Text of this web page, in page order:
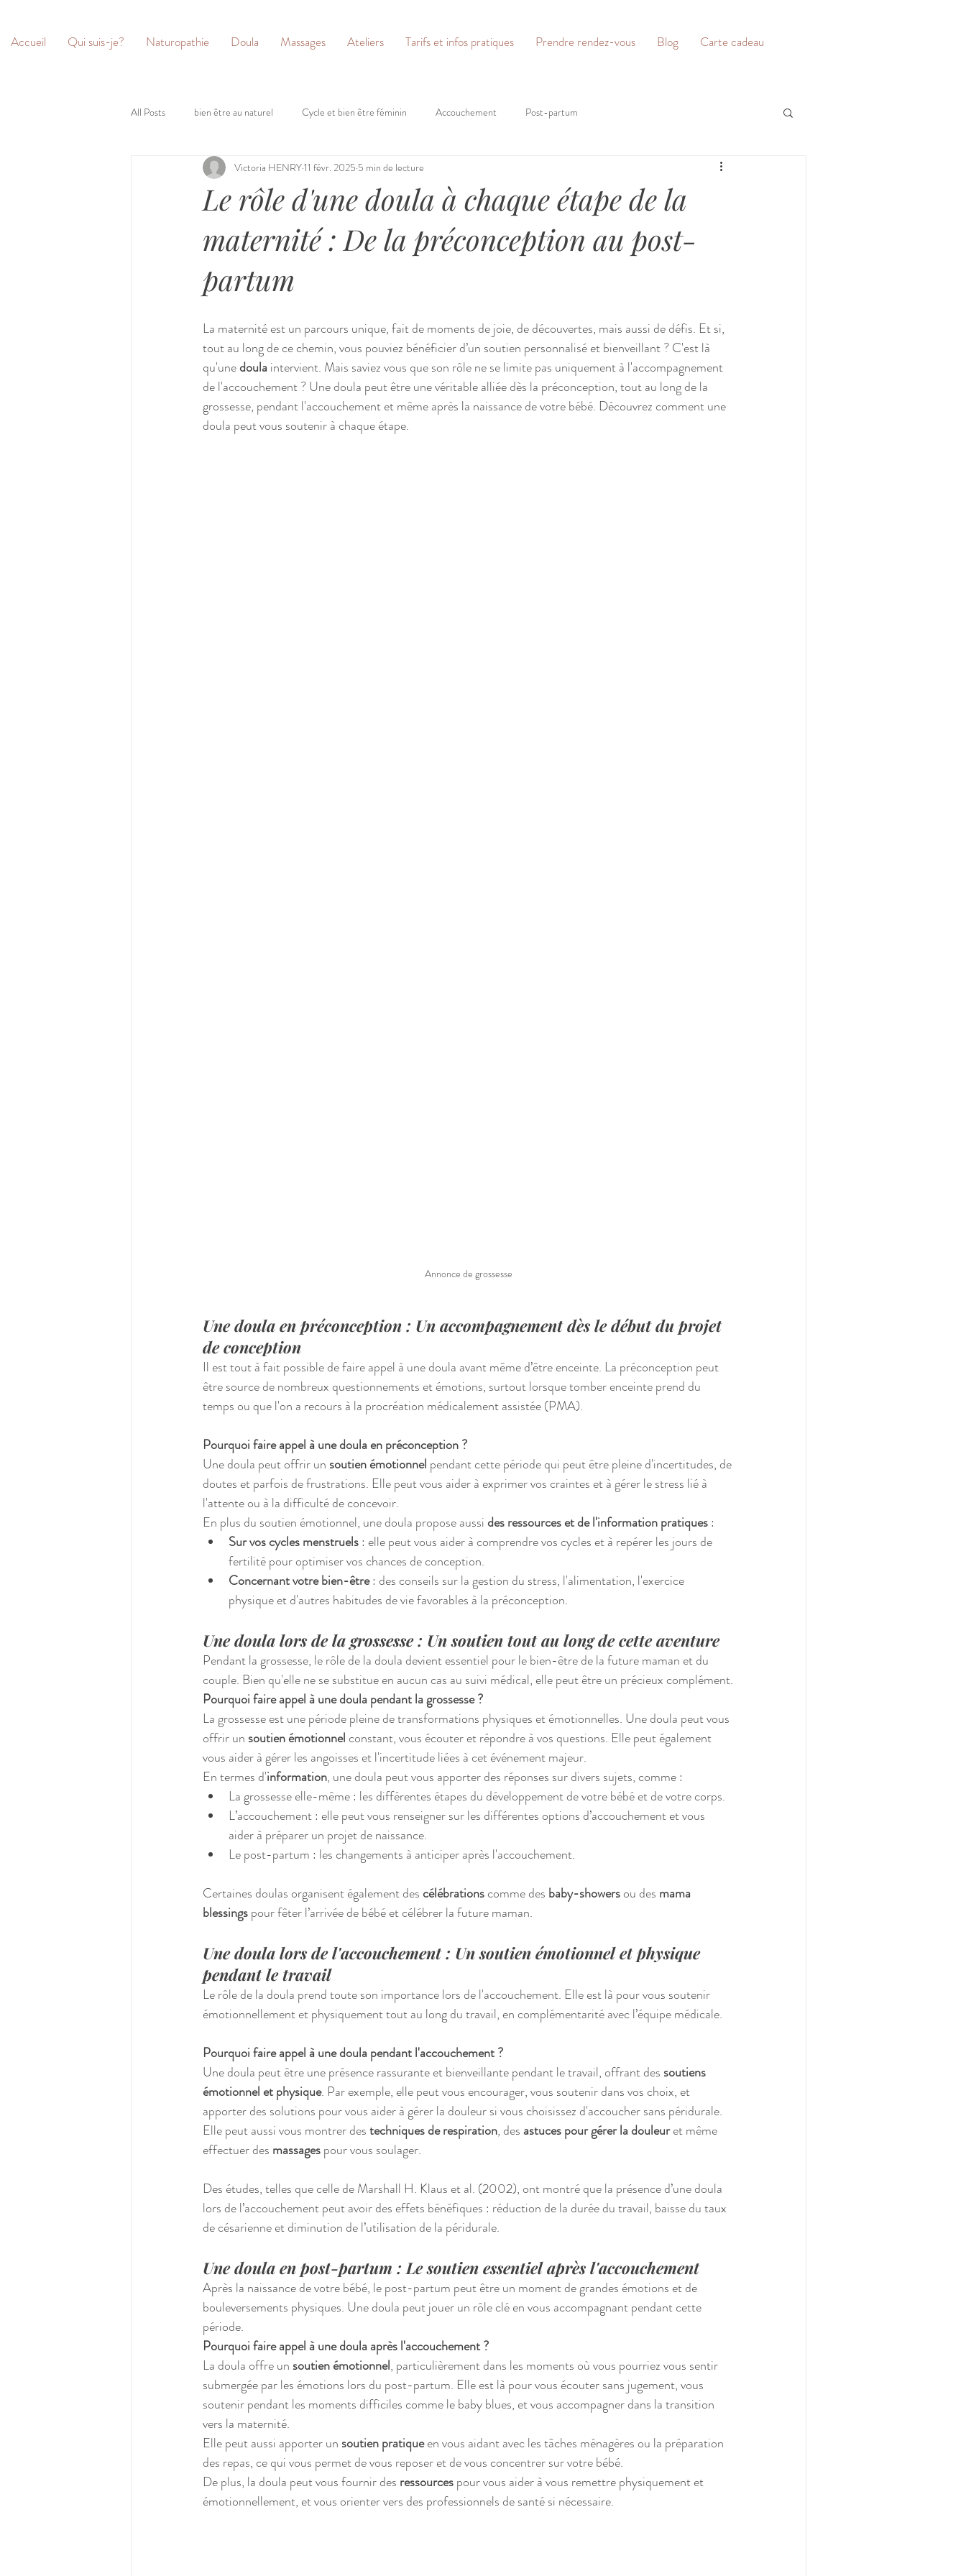
Accueil Qui suis-je? Naturopathie Doula Massages Ateliers Tarifs et infos pratiques Prendre rendez-vous Blog Carte cadeau
All Posts bien être au naturel Cycle et bien être féminin Accouchement Post-partum
Le rôle d'une doula à chaque étape de la
maternité : De la préconception au post-
partum
Victoria HENRY11 févr. 2025 5 min de lecture
La maternité est un parcours unique, fait de moments de joie, de découvertes, mais aussi de défis. Et si,
tout au long de ce chemin, vous pouviez bénéficier d’un soutien personnalisé et bienveillant ? C'est là
qu'une doula intervient. Mais saviez vous que son rôle ne se limite pas uniquement à l'accompagnement
de l'accouchement ? Une doula peut être une véritable alliée dès la préconception, tout au long de la
grossesse, pendant l'accouchement et même après la naissance de votre bébé. Découvrez comment une
doula peut vous soutenir à chaque étape.
Annonce de grossesse
Une doula en préconception : Un accompagnement dès le début du projet
de conception
Il est tout à fait possible de faire appel à une doula avant même d’être enceinte. La préconception peut
être source de nombreux questionnements et émotions, surtout lorsque tomber enceinte prend du
temps ou que l'on a recours à la procréation médicalement assistée (PMA).
Pourquoi faire appel à une doula en préconception ?
Une doula peut offrir un soutien émotionnel pendant cette période qui peut être pleine d'incertitudes, de
doutes et parfois de frustrations. Elle peut vous aider à exprimer vos craintes et à gérer le stress lié à
l'attente ou à la difficulté de concevoir.
En plus du soutien émotionnel, une doula propose aussi des ressources et de l'information pratiques :
Sur vos cycles menstruels : elle peut vous aider à comprendre vos cycles et à repérer les jours de
fertilité pour optimiser vos chances de conception.
Concernant votre bien-être : des conseils sur la gestion du stress, l'alimentation, l'exercice
physique et d'autres habitudes de vie favorables à la préconception.
Une doula lors de la grossesse : Un soutien tout au long de cette aventure
Pendant la grossesse, le rôle de la doula devient essentiel pour le bien-être de la future maman et du
couple. Bien qu'elle ne se substitue en aucun cas au suivi médical, elle peut être un précieux complément.
Pourquoi faire appel à une doula pendant la grossesse ?
La grossesse est une période pleine de transformations physiques et émotionnelles. Une doula peut vous
offrir un soutien émotionnel constant, vous écouter et répondre à vos questions. Elle peut également
vous aider à gérer les angoisses et l'incertitude liées à cet événement majeur.
En termes d'information, une doula peut vous apporter des réponses sur divers sujets, comme :
La grossesse elle-même : les différentes étapes du développement de votre bébé et de votre corps.
L’accouchement : elle peut vous renseigner sur les différentes options d’accouchement et vous
aider à préparer un projet de naissance.
Le post-partum : les changements à anticiper après l'accouchement.
Certaines doulas organisent également des célébrations comme des baby-showers ou des mama
blessings pour fêter l’arrivée de bébé et célébrer la future maman.
Une doula lors de l'accouchement : Un soutien émotionnel et physique
pendant le travail
Le rôle de la doula prend toute son importance lors de l'accouchement. Elle est là pour vous soutenir
émotionnellement et physiquement tout au long du travail, en complémentarité avec l’équipe médicale.
Pourquoi faire appel à une doula pendant l'accouchement ?
Une doula peut être une présence rassurante et bienveillante pendant le travail, offrant des soutiens
émotionnel et physique. Par exemple, elle peut vous encourager, vous soutenir dans vos choix, et
apporter des solutions pour vous aider à gérer la douleur si vous choisissez d'accoucher sans péridurale.
Elle peut aussi vous montrer des techniques de respiration, des astuces pour gérer la douleur et même
effectuer des massages pour vous soulager.
Des études, telles que celle de Marshall H. Klaus et al. (2002), ont montré que la présence d’une doula
lors de l’accouchement peut avoir des effets bénéfiques : réduction de la durée du travail, baisse du taux
de césarienne et diminution de l’utilisation de la péridurale.
Une doula en post-partum : Le soutien essentiel après l'accouchement
Après la naissance de votre bébé, le post-partum peut être un moment de grandes émotions et de
bouleversements physiques. Une doula peut jouer un rôle clé en vous accompagnant pendant cette
période.
Pourquoi faire appel à une doula après l'accouchement ?
La doula offre un soutien émotionnel, particulièrement dans les moments où vous pourriez vous sentir
submergée par les émotions lors du post-partum. Elle est là pour vous écouter sans jugement, vous
soutenir pendant les moments difficiles comme le baby blues, et vous accompagner dans la transition
vers la maternité.
Elle peut aussi apporter un soutien pratique en vous aidant avec les tâches ménagères ou la préparation
des repas, ce qui vous permet de vous reposer et de vous concentrer sur votre bébé.
De plus, la doula peut vous fournir des ressources pour vous aider à vous remettre physiquement et
émotionnellement, et vous orienter vers des professionnels de santé si nécessaire.